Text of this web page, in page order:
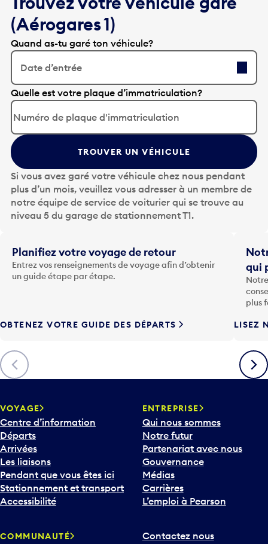
(Aérogares 1)
Quand as-tu garé ton véhicule?
Date d’entrée
A
p
p
u
y
e
z
s
u
r
l
a
o
u
c
l
c
h
e
e
r
s
l
e
b
a
s
u
Quelle est votre plaque d’immatriculation?
Si vous avez garé votre véhicule chez nous pendant
plus d’un mois, veuillez vous adresser à un membre de
notre équipe de service de voiturier qui se trouve au
niveau 5 du garage de stationnement T1.
Entrez vos renseignements de voyage afin d’obtenir
un guide étape par étape.
qui
plus
Centre d’information
Départs
Arrivées
Les liaisons
Pendant que vous êtes ici
Stationnement et transport
Accessibilité
Qui nous sommes
Notre futur
Partenariat avec nous
Gouvernance
Médias
Carrières
L’emploi à Pearson
Participez
Compagnies aériennes et